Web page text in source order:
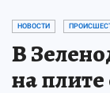
НОВОСТИ
В
на